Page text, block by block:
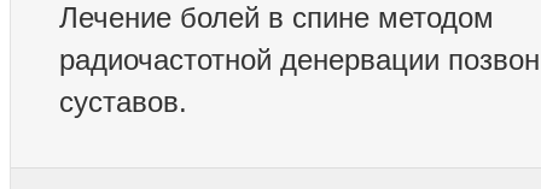
Лечение болей в спине методом
радиочастотной денервации
суставов.